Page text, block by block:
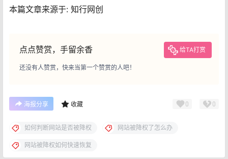
本篇文章来源于: 知行网创
点点赞赏，手留余香 给TA打赏
还没有人赞赏，快来当第一个赞赏的人吧！
海报分享 收藏 0 0
如何判断网站是否被降权 网站被降权了怎么办
网站被降权如何快速恢复